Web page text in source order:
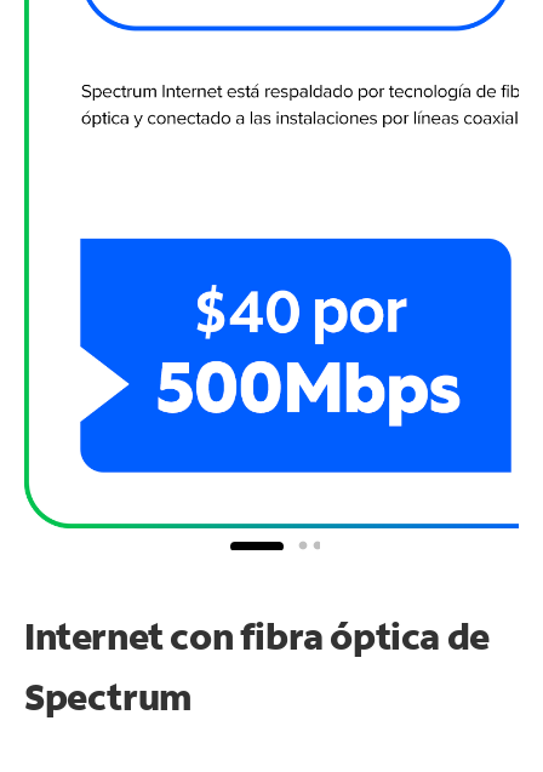
Internet con fibra óptica de
Spectrum